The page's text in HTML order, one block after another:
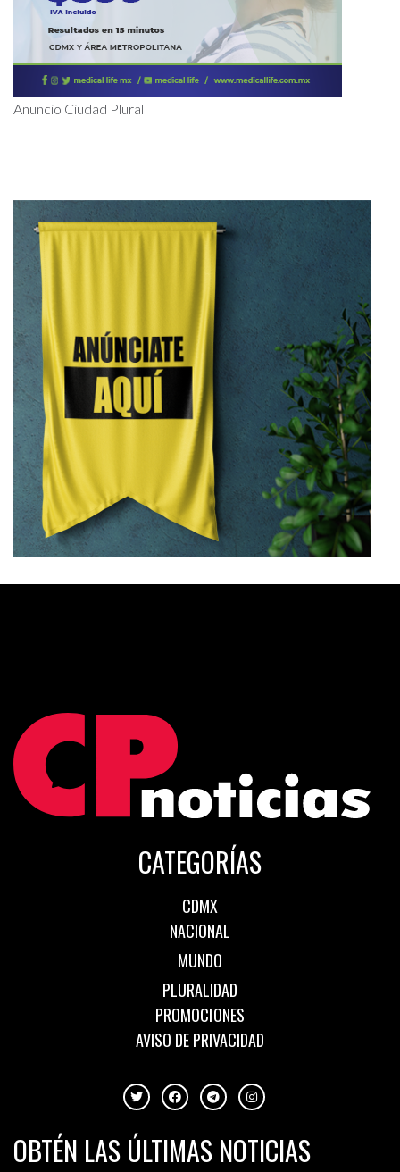
Anuncio Ciudad Plural
CATEGORÍAS
CDMX
NACIONAL
MUNDO
PLURALIDAD
PROMOCIONES
AVISO DE PRIVACIDAD
OBTÉN LAS ÚLTIMAS NOTICIAS